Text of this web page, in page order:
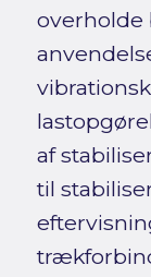
overholde
af
til